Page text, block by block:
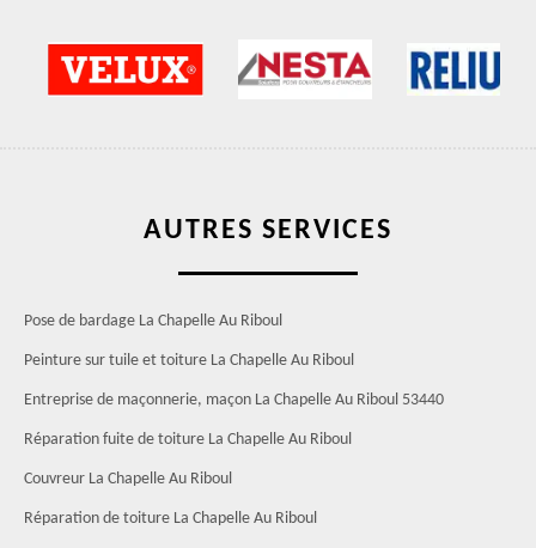
AUTRES SERVICES
Pose de bardage La Chapelle Au Riboul
Peinture sur tuile et toiture La Chapelle Au Riboul
Entreprise de maçonnerie, maçon La Chapelle Au Riboul 53440
Réparation fuite de toiture La Chapelle Au Riboul
Couvreur La Chapelle Au Riboul
Réparation de toiture La Chapelle Au Riboul